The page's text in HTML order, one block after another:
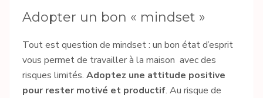
Adopter un bon « mindset »
Tout est question de mindset : un bon état d’esprit
vous permet de travailler à la maison avec des
risques limités. Adoptez une attitude positive
pour rester motivé et productif. Au risque de